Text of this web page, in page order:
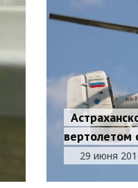
вертолетом
29 июня